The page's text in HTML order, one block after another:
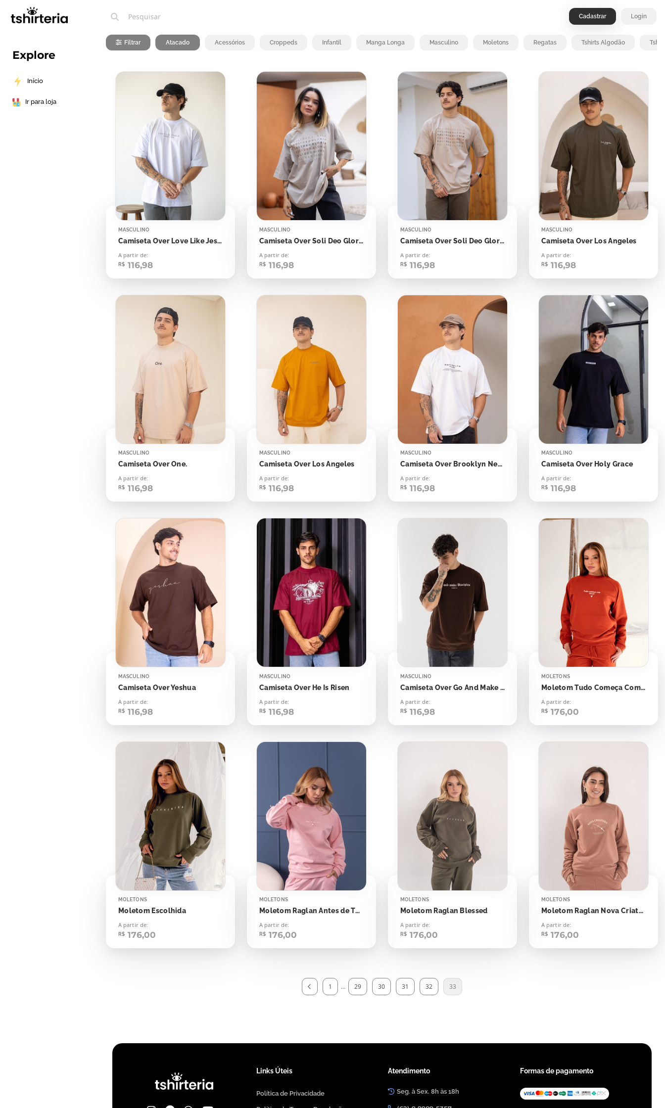
Explore
Início
Ir para loja
Cadastrar Login
Filtrar Atacado Acessórios Croppeds Infantil Manga Longa Masculino Moletons Regatas Tshirts Algodão
MASCULINO
Camiseta Over Love Like Jesus Jhon 13:34
A partir de:
R$ 116,98
MASCULINO
Camiseta Over Soli Deo Gloria
A partir de:
R$ 116,98
MASCULINO
Camiseta Over Soli Deo Gloria
A partir de:
R$ 116,98
MASCULINO
Camiseta Over Los Angeles
A partir de:
R$ 116,98
MASCULINO
Camiseta Over One.
A partir de:
R$ 116,98
MASCULINO
Camiseta Over Los Angeles
A partir de:
R$ 116,98
MASCULINO
Camiseta Over Brooklyn New York
A partir de:
R$ 116,98
MASCULINO
Camiseta Over Holy Grace
A partir de:
R$ 116,98
MASCULINO
Camiseta Over Yeshua
A partir de:
R$ 116,98
MASCULINO
Camiseta Over He Is Risen
A partir de:
R$ 116,98
MASCULINO
Camiseta Over Go And Make Disciples
A partir de:
R$ 116,98
MOLETONS
Moletom Tudo Começa Com Deus
A partir de:
R$ 176,00
MOLETONS
Moletom Escolhida
A partir de:
R$ 176,00
MOLETONS
Moletom Raglan Antes de Tudo Ore
A partir de:
R$ 176,00
MOLETONS
Moletom Raglan Blessed
A partir de:
R$ 176,00
MOLETONS
Moletom Raglan Nova Criatura
A partir de:
R$ 176,00
1 ... 29 30 31 32 33
Links Úteis
Política de Privacidade
Atendimento
Seg. à Sex. 8h às 18h
Formas de pagamento